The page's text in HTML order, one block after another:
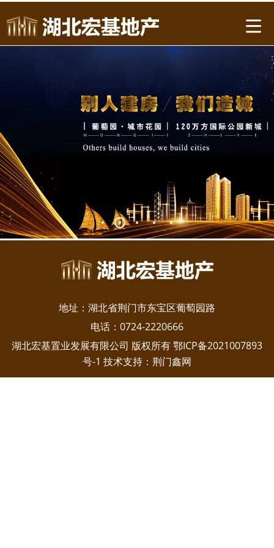
地址：湖北省荆门市东宝区葡萄园路
电话：0724-2220666
湖北宏基置业发展有限公司 版权所有鄂ICP备2021007893
号-1 技术支持： 荆门鑫网